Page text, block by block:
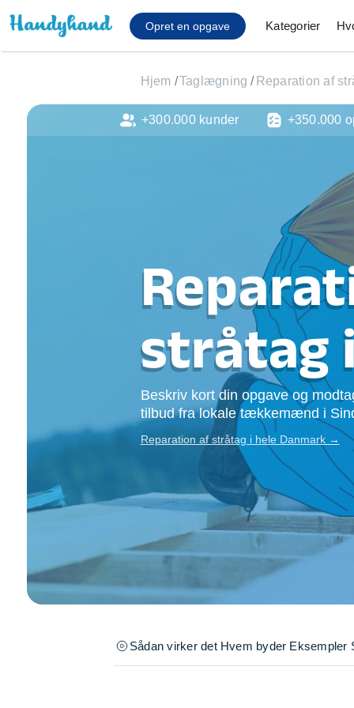
Opret en opgave Kategorier
Affaldsfjernelse
Cykel reparation
Flyttehjælp
Gulvlaminering
Hårde hvidevare
Hjælp til mobil, pc,
Installation af ildsted
Møbelsamling og
Ophængning af
Opsætning af
Tømrer
Tunge løft
Underholdning
Se alle...
Hjem /Taglægning / Reparation af
stråtag
Beskriv kort din opgave og
tilbud fra lokale tækkemænd i
Reparation af stråtag i hele Danmark →
+300.000 kunder +350.000
Sådan virker det Hvem byder Eksempler